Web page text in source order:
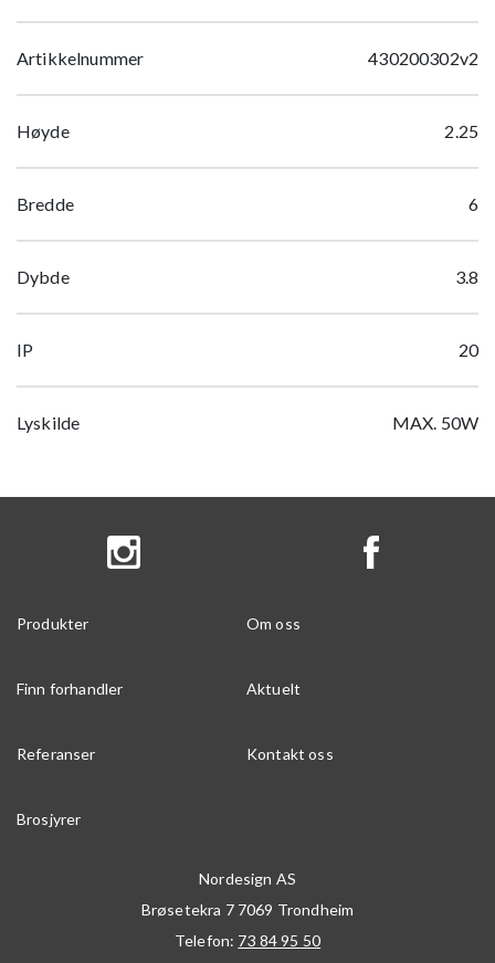
Artikkelnummer 430200302v2
Høyde 2.25
Bredde 6
Dybde 3.8
IP 20
Lyskilde MAX. 50W
Produkter Om oss
Finn forhandler Aktuelt
Referanser Kontakt oss
Brosjyrer
Nordesign AS
Brøsetekra 7 7069 Trondheim
Telefon: 73 84 95 50